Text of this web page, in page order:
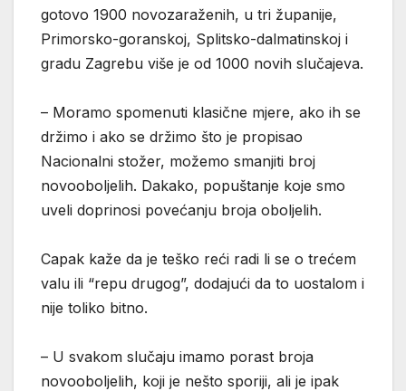
gotovo 1900 novozaraženih, u tri županije,
Primorsko-goranskoj, Splitsko-dalmatinskoj i
gradu Zagrebu više je od 1000 novih slučajeva.
– Moramo spomenuti klasične mjere, ako ih se
držimo i ako se držimo što je propisao
Nacionalni stožer, možemo smanjiti broj
novooboljelih. Dakako, popuštanje koje smo
uveli doprinosi povećanju broja oboljelih.
Capak kaže da je teško reći radi li se o trećem
valu ili “repu drugog”, dodajući da to uostalom i
nije toliko bitno.
– U svakom slučaju imamo porast broja
novooboljelih, koji je nešto sporiji, ali je ipak